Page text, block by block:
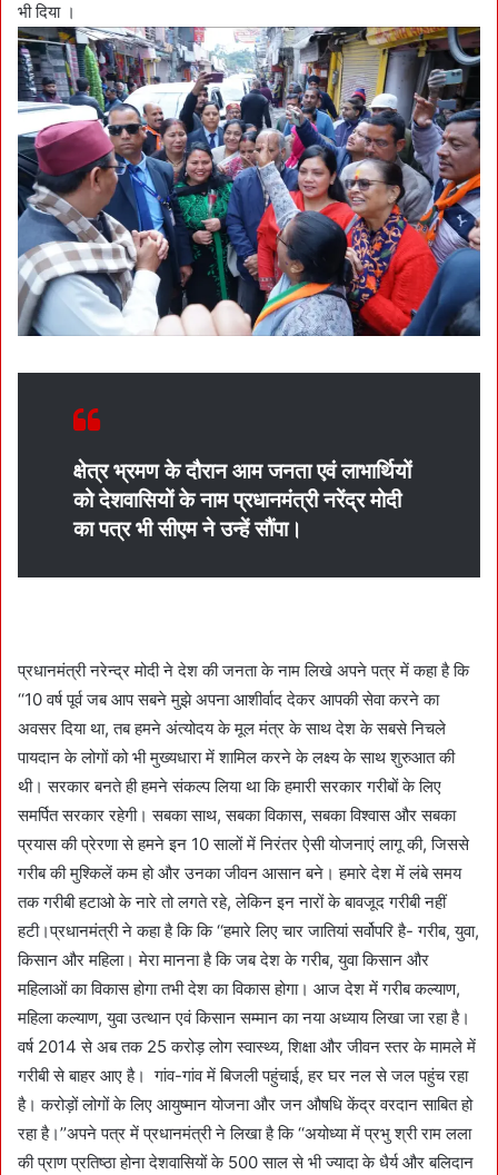
भी दिया ।
क्षेत्र भ्रमण के दौरान आम जनता एवं लाभार्थियों
को देशवासियों के नाम प्रधानमंत्री नरेंद्र मोदी
का पत्र भी सीएम ने उन्हें सौंपा।
प्रधानमंत्री नरेन्द्र मोदी ने देश की जनता के नाम लिखे अपने पत्र में कहा है कि
‘‘10 वर्ष पूर्व जब आप सबने मुझे अपना आशीर्वाद देकर आपकी सेवा करने का
अवसर दिया था, तब हमने अंत्योदय के मूल मंत्र के साथ देश के सबसे निचले
पायदान के लोगों को भी मुख्यधारा में शामिल करने के लक्ष्य के साथ शुरुआत की
थी। सरकार बनते ही हमने संकल्प लिया था कि हमारी सरकार गरीबों के लिए
समर्पित सरकार रहेगी। सबका साथ, सबका विकास, सबका विश्वास और सबका
प्रयास की प्रेरणा से हमने इन 10 सालों में निरंतर ऐसी योजनाएं लागू की, जिससे
गरीब की मुश्किलें कम हो और उनका जीवन आसान बने। हमारे देश में लंबे समय
तक गरीबी हटाओ के नारे तो लगते रहे, लेकिन इन नारों के बावजूद गरीबी नहीं
हटी।प्रधानमंत्री ने कहा है कि कि ‘‘हमारे लिए चार जातियां सर्वोपरि है- गरीब, युवा,
किसान और महिला। मेरा मानना है कि जब देश के गरीब, युवा किसान और
महिलाओं का विकास होगा तभी देश का विकास होगा। आज देश में गरीब कल्याण,
महिला कल्याण, युवा उत्थान एवं किसान सम्मान का नया अध्याय लिखा जा रहा है।
वर्ष 2014 से अब तक 25 करोड़ लोग स्वास्थ्य, शिक्षा और जीवन स्तर के मामले में
गरीबी से बाहर आए है। गांव-गांव में बिजली पहुंचाई, हर घर नल से जल पहुंच रहा
है। करोड़ों लोगों के लिए आयुष्मान योजना और जन औषधि केंद्र वरदान साबित हो
रहा है।’’अपने पत्र में प्रधानमंत्री ने लिखा है कि ‘‘अयोध्या में प्रभु श्री राम लला
की प्राण प्रतिष्ठा होना देशवासियों के 500 साल से भी ज्यादा के धैर्य और बलिदान